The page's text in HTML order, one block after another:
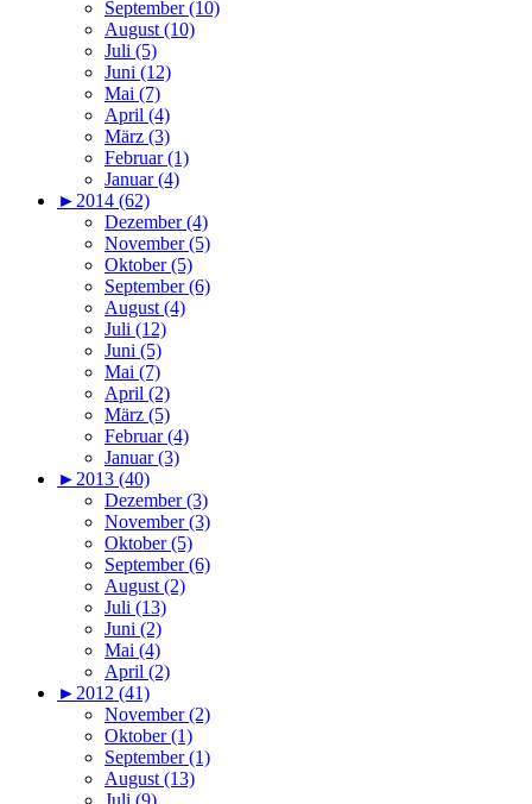
September (10)
August (10)
Juli (5)
Juni (12)
Mai (7)
April (4)
März (3)
Februar (1)
Januar (4)
►2014 (62)
Dezember (4)
November (5)
Oktober (5)
September (6)
August (4)
Juli (12)
Juni (5)
Mai (7)
April (2)
März (5)
Februar (4)
Januar (3)
►2013 (40)
Dezember (3)
November (3)
Oktober (5)
September (6)
August (2)
Juli (13)
Juni (2)
Mai (4)
April (2)
►2012 (41)
November (2)
Oktober (1)
September (1)
August (13)